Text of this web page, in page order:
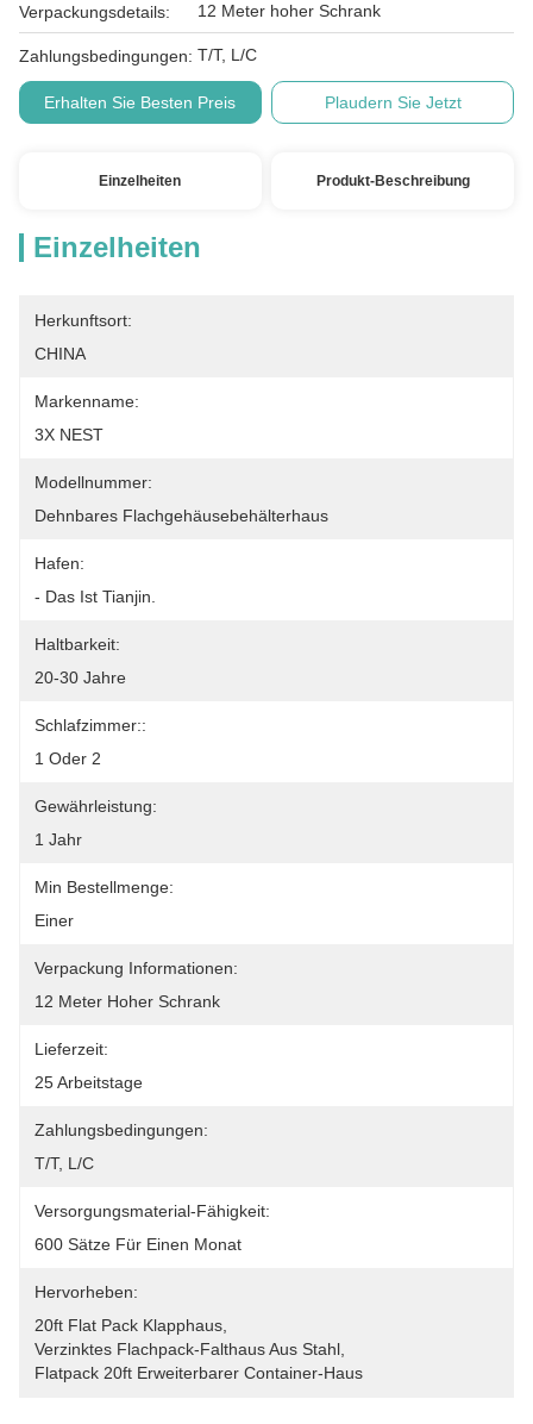
Verpackungsdetails: 12 Meter hoher Schrank
Zahlungsbedingungen: T/T, L/C
Erhalten Sie Besten Preis Plaudern Sie Jetzt
Einzelheiten Produkt-Beschreibung
Einzelheiten
Herkunftsort:
CHINA
Markenname:
3X NEST
Modellnummer:
Dehnbares Flachgehäusebehälterhaus
Hafen:
- Das Ist Tianjin.
Haltbarkeit:
20-30 Jahre
Schlafzimmer::
1 Oder 2
Gewährleistung:
1 Jahr
Min Bestellmenge:
Einer
Verpackung Informationen:
12 Meter Hoher Schrank
Lieferzeit:
25 Arbeitstage
Zahlungsbedingungen:
T/T, L/C
Versorgungsmaterial-Fähigkeit:
600 Sätze Für Einen Monat
Hervorheben:
20ft Flat Pack Klapphaus
Verzinktes Flachpack-Falthaus Aus Stahl
Flatpack 20ft Erweiterbarer Container-Haus